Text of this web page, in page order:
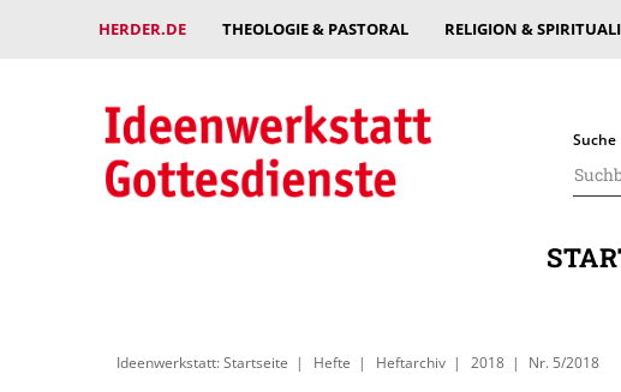
HERDER.DE THEOLOGIE & PASTORAL RELIGION &
Suche
Ideenwerkstatt: Startseite Hefte Heftarchiv 2018 Nr. 5/2018